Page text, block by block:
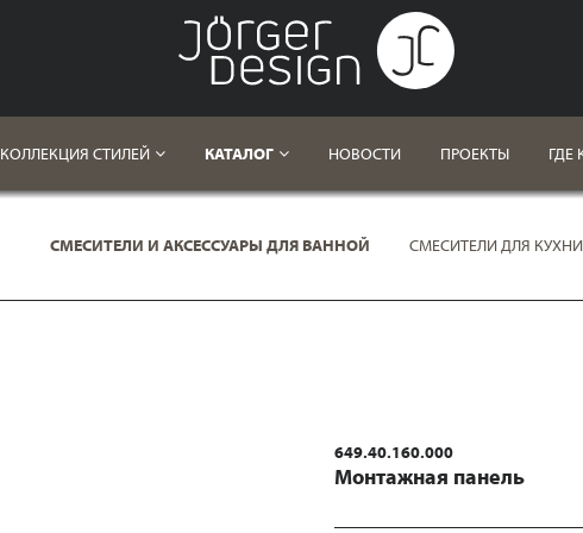
КОЛЛЕКЦИЯ СТИЛЕЙ КАТАЛОГ НОВОСТИ ПРОЕКТЫ ГДЕ
СМЕСИТЕЛИ И АКСЕССУАРЫ ДЛЯ ВАННОЙ СМЕСИТЕЛИ ДЛЯ КУХНИ
649.40.160.000
Mонтажная панель